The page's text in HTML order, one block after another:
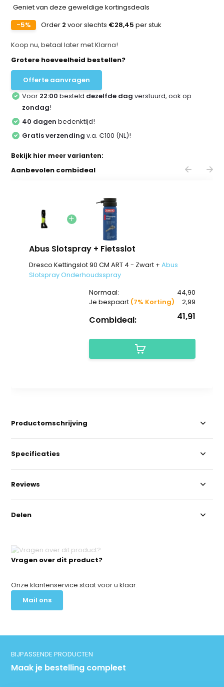
Geniet van deze geweldige kortingsdeals
-5%
Order 2 voor slechts €28,45 per stuk
Koop nu, betaal later met Klarna!
Grotere hoeveelheid bestellen?
Offerte aanvragen
Voor 22:00 besteld dezelfde dag verstuurd, ook op
zondag!
40 dagen bedenktijd!
Gratis verzending v.a. €100 (NL)!
Bekijk hier meer varianten:
Aanbevolen combideal
Abus Slotspray + Fietsslot
Dresco Kettingslot 90 CM ART 4 - Zwart + Abus
Slotspray Onderhoudsspray
Normaal:
44,90
Je bespaart (7% Korting) 2,99
Combideal: 41,91
Vragen over dit product?
Onze klantenservice staat voor u klaar.
Mail ons
Productomschrijving
Specificaties
Reviews
Delen
BIJPASSENDE PRODUCTEN
Maak je bestelling compleet